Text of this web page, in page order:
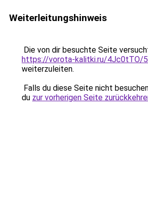
Weiterleitungshinweis
Die von dir besuchte Seite
https://vorota-kalitki.ru/4Jc0tTO/
weiterzuleiten.
Falls du diese Seite nicht
du zur vorherigen Seite